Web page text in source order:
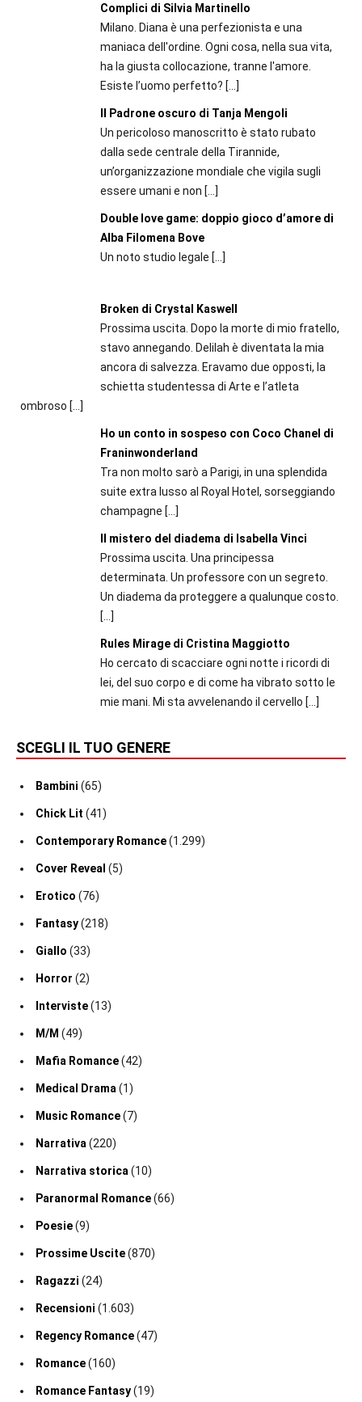
Complici di Silvia Martinello
Milano. Diana è una perfezionista e una
maniaca dell'ordine. Ogni cosa, nella sua vita,
ha la giusta collocazione, tranne l'amore.
Esiste l’uomo perfetto? […]
Il Padrone oscuro di Tanja Mengoli
Un pericoloso manoscritto è stato rubato
dalla sede centrale della Tirannide,
un’organizzazione mondiale che vigila sugli
essere umani e non […]
Double love game: doppio gioco d’amore di
Alba Filomena Bove
Un noto studio legale […]
Broken di Crystal Kaswell
Prossima uscita. Dopo la morte di mio fratello,
stavo annegando. Delilah è diventata la mia
ancora di salvezza. Eravamo due opposti, la
schietta studentessa di Arte e l’atleta
ombroso […]
Ho un conto in sospeso con Coco Chanel di
Franinwonderland
Tra non molto sarò a Parigi, in una splendida
suite extra lusso al Royal Hotel, sorseggiando
champagne […]
Il mistero del diadema di Isabella Vinci
Prossima uscita. Una principessa
determinata. Un professore con un segreto.
Un diadema da proteggere a qualunque costo.
[…]
Rules Mirage di Cristina Maggiotto
Ho cercato di scacciare ogni notte i ricordi di
lei, del suo corpo e di come ha vibrato sotto le
mie mani. Mi sta avvelenando il cervello […]
SCEGLI IL TUO GENERE
Bambini (65)
Chick Lit (41)
Contemporary Romance(1.299)
Cover Reveal (5)
Erotico (76)
Fantasy(218)
Giallo (33)
Horror (2)
Interviste(13)
M/M (49)
Mafia Romance(42)
Medical Drama (1)
Music Romance(7)
Narrativa (220)
Narrativa storica (10)
Paranormal Romance(66)
Poesie(9)
Prossime Uscite(870)
Ragazzi (24)
Recensioni (1.603)
Regency Romance(47)
Romance(160)
Romance Fantasy(19)